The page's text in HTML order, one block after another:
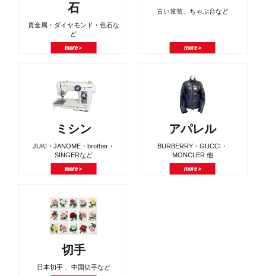
石
貴金属・ダイヤモンド・色石な
ど
more >
古い箪笥、ちゃぶ台など
more >
ミシン
JUKI・JANOME・brother・
SINGERなど
more >
アパレル
BURBERRY・GUCCI・
MONCLER 他
more >
切手
日本切手 、中国切手など